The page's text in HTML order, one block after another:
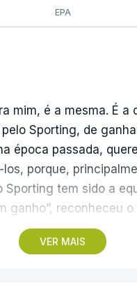
EPA
VER MAIS
mim, é a mesma. É a
Sporting, de
época passada,
porque,
Sporting tem sido a
ganho”, reconheceu